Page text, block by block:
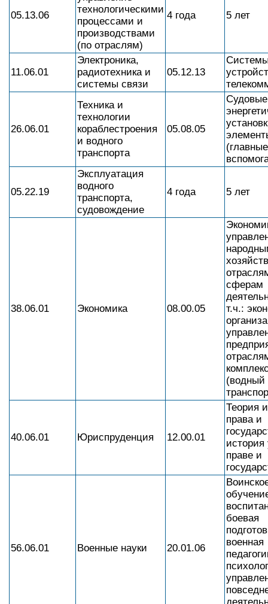
05.13.06
технологическими
процессами и
производствами
(по отраслям)
4 года 5 лет
11.06.01
Электроника,
радиотехника и
системы связи
05.12.13
26.06.01
Техника и
технологии
кораблестроения
и водного
транспорта
05.08.05
Судовые
05.22.19
Эксплуатация
водного
транспорта,
судовождение
4 года 5 лет
38.06.01 Экономика 08.00.05
сферам
т.ч.:
(водный
40.06.01 Юриспруденция 12.00.01
Теория
права и
история
праве и
56.06.01 Военные науки 20.01.06
боевая
военная